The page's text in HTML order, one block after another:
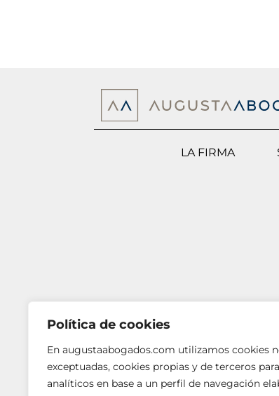
Política de cookies
En augustaabogados.com utilizamos cookies
exceptuadas, cookies propias y de terceros
analíticos en base a un perfil de navegación
LA FIRMA